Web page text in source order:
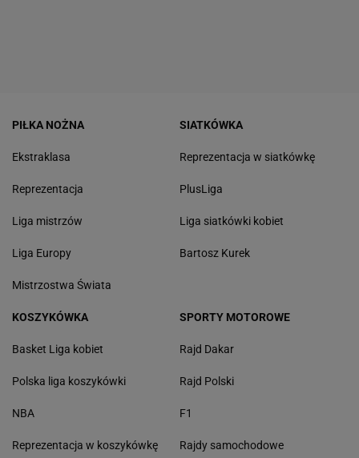
PIŁKA NOŻNA
Ekstraklasa
Reprezentacja
Liga mistrzów
Liga Europy
Mistrzostwa Świata
SIATKÓWKA
Reprezentacja w siatkówkę
PlusLiga
Liga siatkówki kobiet
Bartosz Kurek
KOSZYKÓWKA
Basket Liga kobiet
Polska liga koszykówki
NBA
Reprezentacja w koszykówkę
SPORTY MOTOROWE
Rajd Dakar
Rajd Polski
F1
Rajdy samochodowe